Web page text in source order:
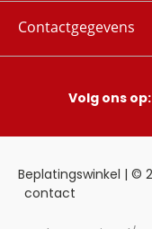
Contactgegevens
Volg ons op:
Beplatingswinkel | ©
contact